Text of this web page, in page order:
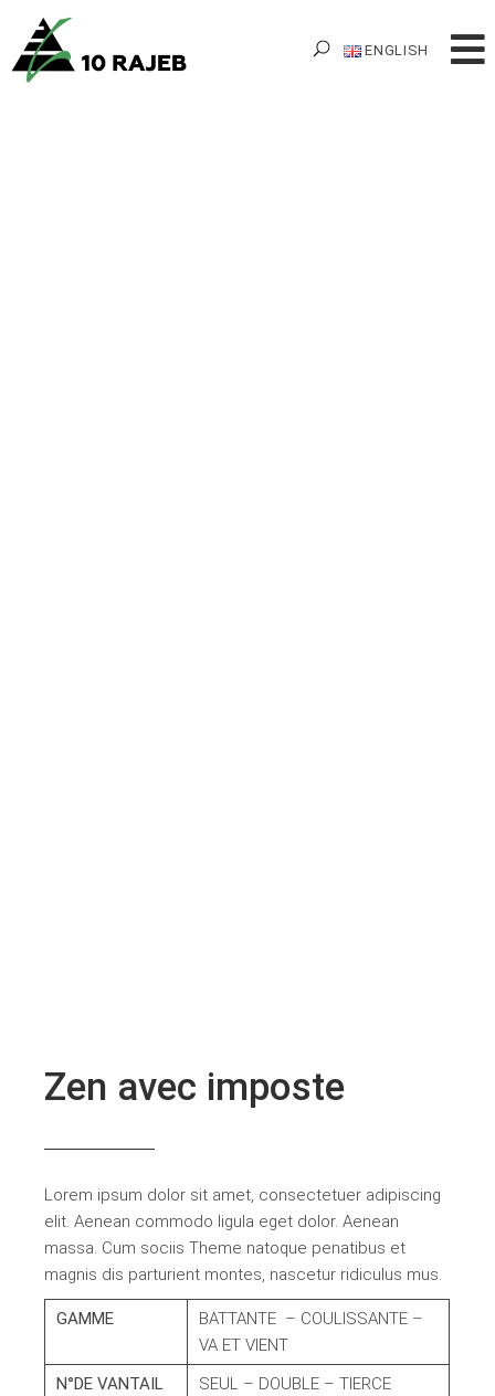
ENGLISH
Zen avec imposte
Lorem ipsum dolor sit amet, consectetuer adipiscing
elit. Aenean commodo ligula eget dolor. Aenean
massa. Cum sociis Theme natoque penatibus et
magnis dis parturient montes, nascetur ridiculus mus.
GAMME
BATTANTE – COULISSANTE –
VA ET VIENT
N°DE VANTAIL
SEUL – DOUBLE – TIERCE